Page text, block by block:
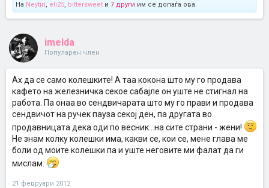
На Neytiri, eli25, bittersweet и 7 други им се допаѓа ова.
imelda
Популарен член
Ах да се само колешките! А таа кокона што му го продава
кафето на железничка секое сабајле он уште не стигнал на
работа. Па онаа во сендвичарата што му го прави и продава
сендвичот на ручек пауза секој ден, па другата во
продавницата дека оди по весник...на сите страни - жени!
Не знам колку колешки има, какви се, кои се, мене глава ме
боли од моите колешки па и уште неговите ми фалат да ги
мислам.
21 февруари 2012